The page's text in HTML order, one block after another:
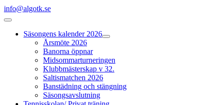
info@algotk.se
Säsongens kalender 2026
Årsmöte 2026
Banorna öppnar
Midsommarturneringen
Klubbmästerskap v 32.
Saltismatchen 2026
Banstädning och stängning
Säsongsavslutning